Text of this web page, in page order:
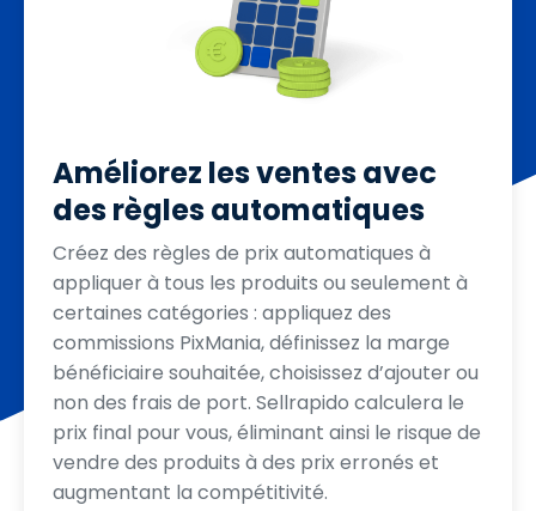
Améliorez les ventes avec
des règles automatiques
Créez des règles de prix automatiques à
appliquer à tous les produits ou seulement à
certaines catégories : appliquez des
commissions PixMania, définissez la marge
bénéficiaire souhaitée, choisissez d’ajouter ou
non des frais de port. Sellrapido calculera le
prix final pour vous, éliminant ainsi le risque de
vendre des produits à des prix erronés et
augmentant la compétitivité.